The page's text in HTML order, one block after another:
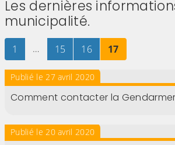
Les dernières
municipalité.
Page
1 sur 17
… Page
15 sur 17
Page
16sur 17
Page
17sur 17
Publié le 27 avril 2020
Comment contacter la
Publié le 20 avril 2020